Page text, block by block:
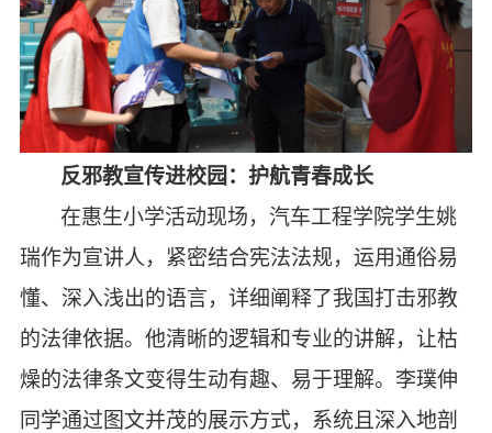
反邪教宣传进校园：护航青春成长
在惠生小学活动现场，汽车工程学院学生姚
瑞作为宣讲人，紧密结合宪法法规，运用通俗易
懂、深入浅出的语言，详细阐释了我国打击邪教
的法律依据。他清晰的逻辑和专业的讲解， 让枯
燥的法律条文变得生动有趣、易于理解。李璞伸
同学通过图文并茂的展示方式，系统且深入地剖